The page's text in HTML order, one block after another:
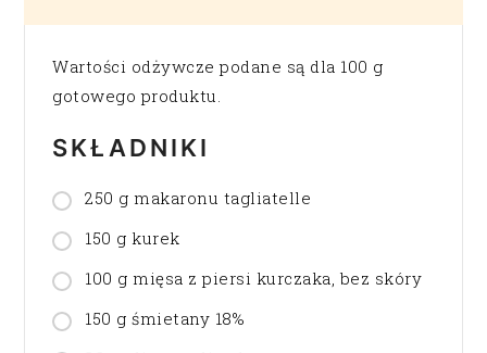
Wartości odżywcze podane są dla 100 g
gotowego produktu.
SKŁADNIKI
250 g makaronu tagliatelle
150 g kurek
100 g mięsa z piersi kurczaka, bez skóry
150 g śmietany 18%